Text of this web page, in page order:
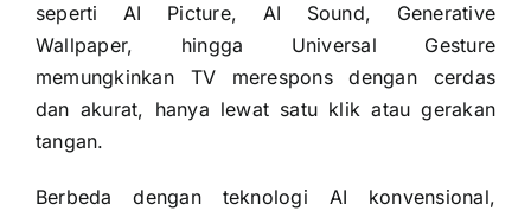
seperti AI Picture, AI Sound, Generative
Wallpaper, hingga Universal Gesture
memungkinkan TV merespons dengan cerdas
dan akurat, hanya lewat satu klik atau gerakan
tangan.
Berbeda dengan teknologi AI konvensional,